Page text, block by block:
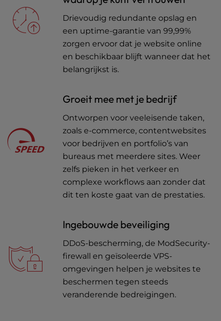
Drievoudig redundante opslag en
een uptime-garantie van 99,99%
zorgen ervoor dat je website online
en beschikbaar blijft wanneer dat het
belangrijkst is.
Groeit mee met je bedrijf
Ontworpen voor veeleisende taken,
zoals e-commerce, contentwebsites
voor bedrijven en portfolio’s van
bureaus met meerdere sites. Weer
zelfs pieken in het verkeer en
complexe workflows aan zonder dat
dit ten koste gaat van de prestaties.
Ingebouwde beveiliging
DDoS-bescherming, de ModSecurity-
firewall en geïsoleerde VPS-
omgevingen helpen je websites te
beschermen tegen steeds
veranderende bedreigingen.